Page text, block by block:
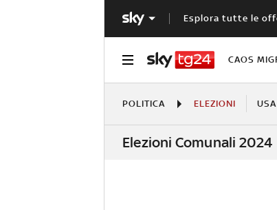
Esplora tutte le
CAOS
POLITICA ELEZIONI USA
Elezioni Comunali 2024